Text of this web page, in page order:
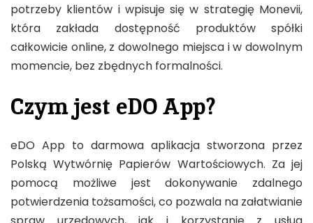
potrzeby klientów i wpisuje się w strategię Monevii,
która zakłada dostępność produktów spółki
całkowicie online, z dowolnego miejsca i w dowolnym
momencie, bez zbędnych formalności.
Czym jest eDO App?
eDO App to darmowa aplikacja stworzona przez
Polską Wytwórnię Papierów Wartościowych. Za jej
pomocą możliwe jest dokonywanie zdalnego
potwierdzenia tożsamości, co pozwala na załatwianie